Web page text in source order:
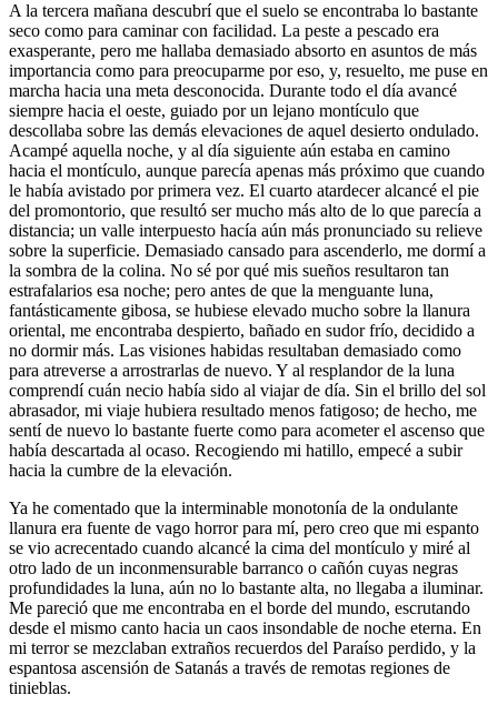
A la tercera mañana descubrí que el suelo se encontraba lo bastante
seco como para caminar con facilidad. La peste a pescado era
exasperante, pero me hallaba demasiado absorto en asuntos de más
importancia como para preocuparme por eso, y, resuelto, me puse en
marcha hacia una meta desconocida. Durante todo el día avancé
siempre hacia el oeste, guiado por un lejano montículo que
descollaba sobre las demás elevaciones de aquel desierto ondulado.
Acampé aquella noche, y al día siguiente aún estaba en camino
hacia el montículo, aunque parecía apenas más próximo que cuando
le había avistado por primera vez. El cuarto atardecer alcancé el pie
del promontorio, que resultó ser mucho más alto de lo que parecía a
distancia; un valle interpuesto hacía aún más pronunciado su relieve
sobre la superficie. Demasiado cansado para ascenderlo, me dormí a
la sombra de la colina. No sé por qué mis sueños resultaron tan
estrafalarios esa noche; pero antes de que la menguante luna,
fantásticamente gibosa, se hubiese elevado mucho sobre la llanura
oriental, me encontraba despierto, bañado en sudor frío, decidido a
no dormir más. Las visiones habidas resultaban demasiado como
para atreverse a arrostrarlas de nuevo. Y al resplandor de la luna
comprendí cuán necio había sido al viajar de día. Sin el brillo del sol
abrasador, mi viaje hubiera resultado menos fatigoso; de hecho, me
sentí de nuevo lo bastante fuerte como para acometer el ascenso que
había descartada al ocaso. Recogiendo mi hatillo, empecé a subir
hacia la cumbre de la elevación.
Ya he comentado que la interminable monotonía de la ondulante
llanura era fuente de vago horror para mí, pero creo que mi espanto
se vio acrecentado cuando alcancé la cima del montículo y miré al
otro lado de un inconmensurable barranco o cañón cuyas negras
profundidades la luna, aún no lo bastante alta, no llegaba a iluminar.
Me pareció que me encontraba en el borde del mundo, escrutando
desde el mismo canto hacia un caos insondable de noche eterna. En
mi terror se mezclaban extraños recuerdos del Paraíso perdido, y la
espantosa ascensión de Satanás a través de remotas regiones de
tinieblas.